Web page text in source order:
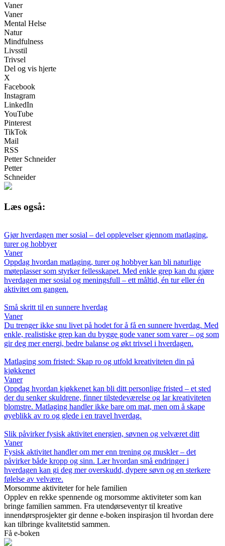
Vaner
Vaner
Mental Helse
Natur
Mindfulness
Livsstil
Trivsel
Del og vis hjerte
X
Facebook
Instagram
LinkedIn
YouTube
Pinterest
TikTok
Mail
RSS
Petter Schneider
Petter
Schneider
Læs også:
Gjør hverdagen mer sosial – del opplevelser gjennom matlaging,
turer og hobbyer
Vaner
Oppdag hvordan matlaging, turer og hobbyer kan bli naturlige
møteplasser som styrker fellesskapet. Med enkle grep kan du gjøre
hverdagen mer sosial og meningsfull – ett måltid, én tur eller én
aktivitet om gangen.
Små skritt til en sunnere hverdag
Vaner
Du trenger ikke snu livet på hodet for å få en sunnere hverdag. Med
enkle, realistiske grep kan du bygge gode vaner som varer – og som
gir deg mer energi, bedre balanse og økt trivsel i hverdagen.
Matlaging som fristed: Skap ro og utfold kreativiteten din på
kjøkkenet
Vaner
Oppdag hvordan kjøkkenet kan bli ditt personlige fristed – et sted
der du senker skuldrene, finner tilstedeværelse og lar kreativiteten
blomstre. Matlaging handler ikke bare om mat, men om å skape
øyeblikk av ro og glede i en travel hverdag.
Slik påvirker fysisk aktivitet energien, søvnen og velværet ditt
Vaner
Fysisk aktivitet handler om mer enn trening og muskler – det
påvirker både kropp og sinn. Lær hvordan små endringer i
hverdagen kan gi deg mer overskudd, dypere søvn og en sterkere
følelse av velvære.
Morsomme aktiviteter for hele familien
Opplev en rekke spennende og morsomme aktiviteter som kan
bringe familien sammen. Fra utendørseventyr til kreative
innendørsprosjekter gir denne e-boken inspirasjon til hvordan dere
kan tilbringe kvalitetstid sammen.
Få e-boken